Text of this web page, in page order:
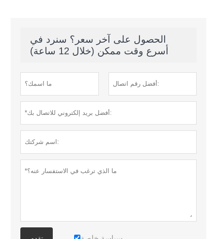
الحصول على آخر سعر؟ سنرد في
أسرع وقت ممكن (خلال 12 ساعة)